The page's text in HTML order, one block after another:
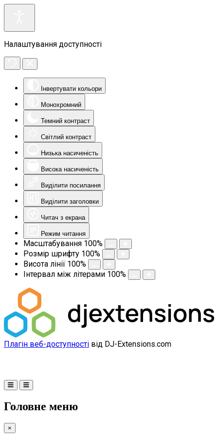
Налаштування доступності
Інвертувати кольори
Монохромний
Темний контраст
Світлий контраст
Низька насиченість
Висока насиченість
Виділити посилання
Виділити заголовки
Читач з екрана
Режим читання
Масштабування 100%
Розмір шрифту 100%
Висота лінії 100%
Інтервал між літерами 100%
Плагін веб-доступності від DJ-Extensions.com
Головне меню
×